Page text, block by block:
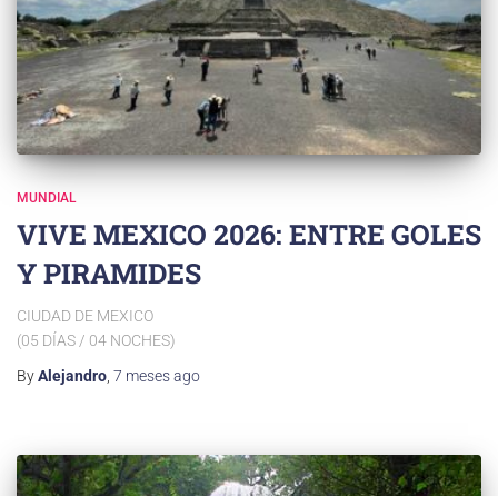
MUNDIAL
VIVE MEXICO 2026: ENTRE GOLES
Y PIRAMIDES
CIUDAD DE MEXICO
(05 DÍAS / 04 NOCHES)
ByAlejandro, 7 mesesago